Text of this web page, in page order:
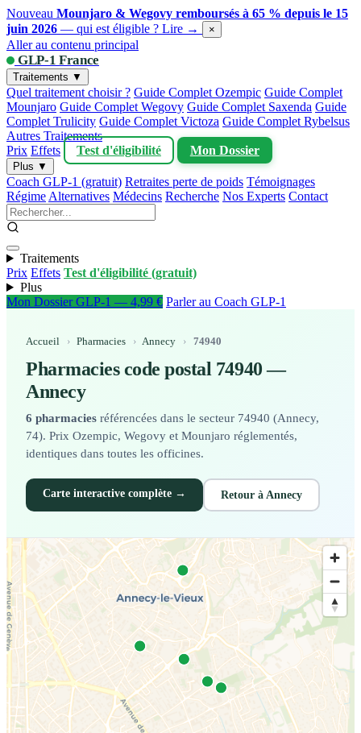
Nouveau Mounjaro & Wegovy remboursés à 65 % depuis le 15
juin 2026 — qui est éligible ? Lire → ×
Aller au contenu principal
GLP-1 France
Traitements ▼
Quel traitement choisir ? Guide Complet Ozempic Guide Complet
Mounjaro Guide Complet Wegovy Guide Complet Saxenda Guide
Complet Trulicity Guide Complet Victoza Guide Complet Rybelsus
Autres Traitements
Prix Effets Test d'éligibilité Mon Dossier
Plus ▼
Coach GLP-1 (gratuit) Retraites perte de poids Témoignages
Régime Alternatives Médecins Recherche Nos Experts Contact
Traitements
Prix Effets Test d'éligibilité (gratuit)
Plus
Mon Dossier GLP-1 — 4,99 € Parler au Coach GLP-1
Accueil › Pharmacies › Annecy › 74940
Pharmacies code postal 74940 —
Annecy
6 pharmacies référencées dans le secteur 74940 (Annecy,
74). Prix Ozempic, Wegovy et Mounjaro réglementés,
identiques dans toutes les officines.
Carte interactive complète → Retour à Annecy